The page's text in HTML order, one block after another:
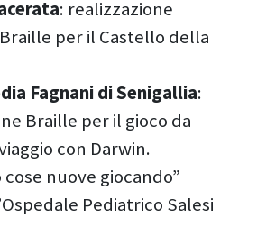
: realizzazione
per il Castello della
Fagnani di Senigallia:
Braille per il gioco da
con Darwin.
nuove giocando”
Pediatrico Salesi